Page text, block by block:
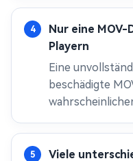
Nur eine
Playern
Eine
beschädigte
Viele